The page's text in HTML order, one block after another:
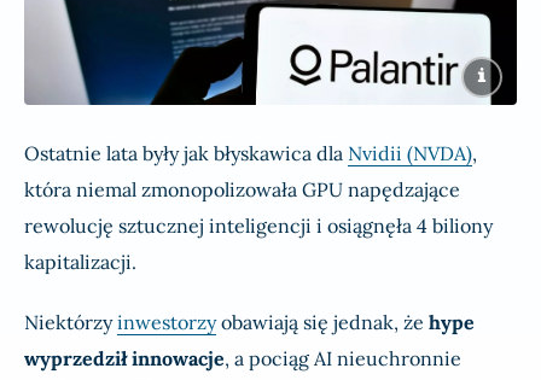
Ostatnie lata były jak błyskawica dla Nvidii (NVDA),
która niemal zmonopolizowała GPU napędzające
rewolucję sztucznej inteligencji i osiągnęła 4 biliony
kapitalizacji.
Niektórzyinwestorzyobawiają się jednak, że hype
wyprzedził innowacje, a pociąg AI nieuchronnie